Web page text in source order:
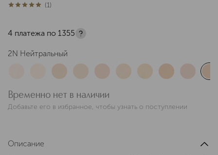
5из 51 (1)
4 платежа по 1355
2N Нейтральный
Временно нет в наличии
Добавьте его в избранное, чтобы узнать о поступлении
Описание